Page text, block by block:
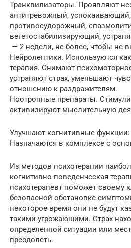
Транквилизаторы. Проявляют
антитревожный,
противосудорожный,
вегетостабилизирующий,
— 2 недели, не более, чтобы не
Нейролептики. Используются
терапия. Снимают
устраняют страх, уменьшают
отношению к раздражителям.
Ноотропные препараты.
активизируют мыслительную
Улучшают когнитивные
Назначаются в комплексе с
Из методов психотерапии
когнитивно-поведенческая
психотерапевт поможет своему
безопасной обстановке
некоторое время они не будут
такими угрожающими. Страх
определенной ситуации или
преодолеть.